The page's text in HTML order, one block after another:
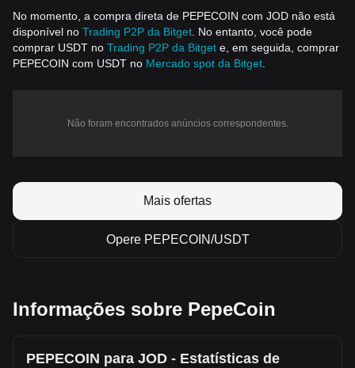
No momento, a compra direta de PEPECOIN com JOD não está
disponível no Trading P2P da Bitget . No entanto, você pode
comprar USDT no Trading P2P da Bitget e, em seguida, comprar
PEPECOIN com USDT no Mercado spot da Bitget
Não foram encontrados anúncios correspondentes.
Mais ofertas
Opere PEPECOIN/USDT
Informações sobre PepeCoin
PEPECOIN para JOD - Estatísticas de